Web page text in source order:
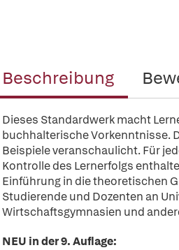
Beschreibung
Dieses Standardwerk macht
buchhalterische Vorkenntnisse.
Beispiele veranschaulicht. Für
Kontrolle des Lernerfolgs
Einführung in die theoretischen
Studierende und Dozenten an
Wirtschaftsgymnasien und
NEU in der 9. Auflage: